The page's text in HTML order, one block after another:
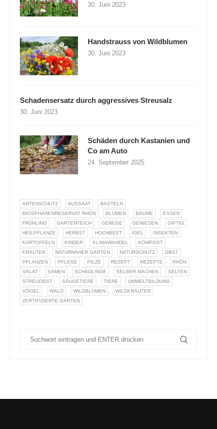
30. Juni 2023
Handstrauss von Wildblumen
30. Juni 2023
Schadensersatz durch aggressives Streusalz
30. Juni 2023
Schäden durch Kastanien und
Co am Auto
24. September 2025
ARTENSCHUTZ AUSSAAT
BASTELN
BIOSPHÄRENRESERVAT RHÖN
BLUMEN BÄUME
ESSEN
FRÜHLING
GARTENTEICH GEMÜSE GENIESEN
GIFTIG
HEILPFLANZE
HERBST HOCHBEET IGEL
INSEKTEN
KARTOFFELN
KINDER KLIMAWANDEL
KOMPOST
KRÄUTER
NATURNAHER GARTEN NATURSCHUTZ
OBST
PFLANZEN
PFLEGE PILZE REZEPT REZEPTE
RHÖN
SALAT
SAMEN SCHÄDLINGE SELBER MACHEN
SELTEN
STREUOBST
SÄUGETIERE TIERE
UMWELTBILDUNG
VÖGEL
WALD WILDBLUMEN
WILDKRÄUTER
ZERTIFIZIERTE GÄRTEN